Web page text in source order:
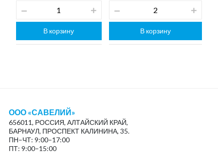
В корзину В корзину
ООО «САВЕЛИЙ»
656011, РОССИЯ, АЛТАЙСКИЙ КРАЙ,
БАРНАУЛ, ПРОСПЕКТ КАЛИНИНА, 35.
ПН–ЧТ: 9:00–17:00
ПТ: 9:00–15:00